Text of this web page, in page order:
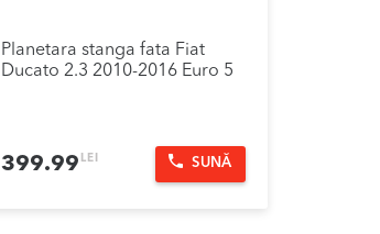
Planetara stanga fata Fiat
Ducato 2.3 2010-2016 Euro 5
399.99 LEI SUNĂ